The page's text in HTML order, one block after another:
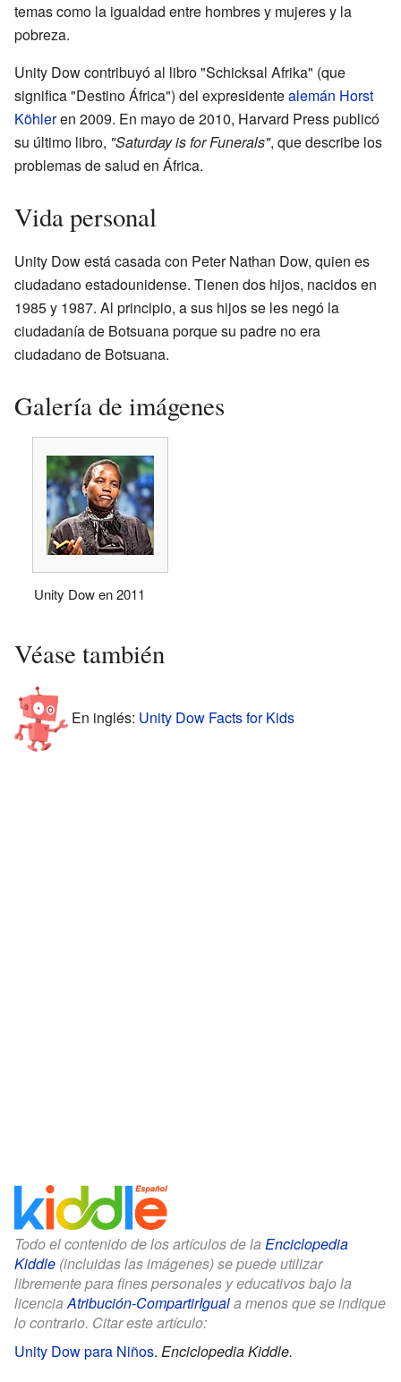
temas como la igualdad entre hombres y mujeres y la
pobreza.
Unity Dow contribuyó al libro "Schicksal Afrika" (que
significa "Destino África") del expresidentealemán Horst
Köhleren 2009. En mayo de 2010, Harvard Press publicó
su último libro, "Saturday is for Funerals", que describe los
problemas de salud en África.
Vida personal
Unity Dow está casada con Peter Nathan Dow, quien es
ciudadano estadounidense. Tienen dos hijos, nacidos en
1985 y 1987. Al principio, a sus hijos se les negó la
ciudadanía de Botsuana porque su padre no era
ciudadano de Botsuana.
Galería de imágenes
Unity Dow en 2011
Véase también
En inglés: Unity Dow Facts for Kids
Todo el contenido de los artículos de la Enciclopedia
Kiddle (incluidas las imágenes) se puede utilizar
libremente para fines personales y educativos bajo la
licenciaAtribución-CompartirIguala menos que se indique
lo contrario. Citar este artículo:
Unity Dow para Niños. Enciclopedia Kiddle.